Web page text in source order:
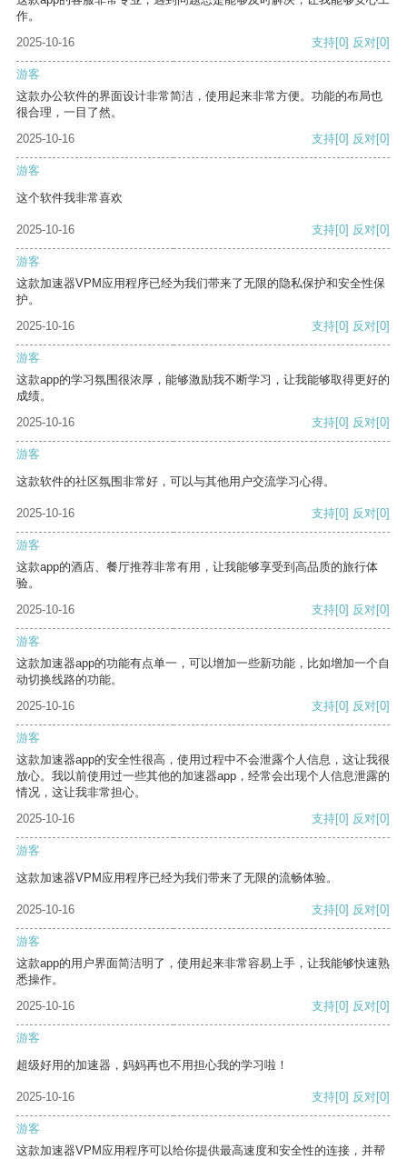
作。
2025-10-16
支持[0] 反对[0]
游客
这款办公软件的界面设计非常简洁，使用起来非常方便。功能的布局也
很合理，一目了然。
2025-10-16
支持[0] 反对[0]
游客
这个软件我非常喜欢
2025-10-16 支持[0] 反对[0]
游客
这款加速器VPM应用程序已经为我们带来了无限的隐私保护和安全性保
护。
2025-10-16
支持[0] 反对[0]
游客
这款app的学习氛围很浓厚，能够激励我不断学习，让我能够取得更好的
成绩。
2025-10-16
支持[0] 反对[0]
游客
这款软件的社区氛围非常好，可以与其他用户交流学习心得。
2025-10-16 支持[0] 反对[0]
游客
这款app的酒店、餐厅推荐非常有用，让我能够享受到高品质的旅行体
验。
2025-10-16
支持[0] 反对[0]
游客
这款加速器app的功能有点单一，可以增加一些新功能，比如增加一个自
动切换线路的功能。
2025-10-16
支持[0] 反对[0]
游客
这款加速器app的安全性很高，使用过程中不会泄露个人信息，这让我很
放心。我以前使用过一些其他的加速器app，经常会出现个人信息泄露的
情况，这让我非常担心。
2025-10-16
支持[0] 反对[0]
游客
这款加速器VPM应用程序已经为我们带来了无限的流畅体验。
2025-10-16 支持[0] 反对[0]
游客
这款app的用户界面简洁明了，使用起来非常容易上手，让我能够快速熟
悉操作。
2025-10-16
支持[0] 反对[0]
游客
超级好用的加速器，妈妈再也不用担心我的学习啦！
2025-10-16 支持[0] 反对[0]
游客
这款加速器VPM应用程序可以给你提供最高速度和安全性的连接，并帮